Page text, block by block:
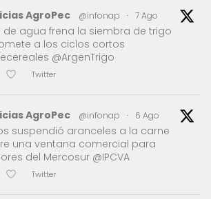
AgroPec @infonap · 7 Ago
de agua frena la siembra de trigo
a los ciclos cortos
@ArgenTrigo
Twitter
AgroPec @infonap · 6 Ago
suspendió aranceles a la carne
una ventana comercial para
del Mercosur @IPCVA
Twitter